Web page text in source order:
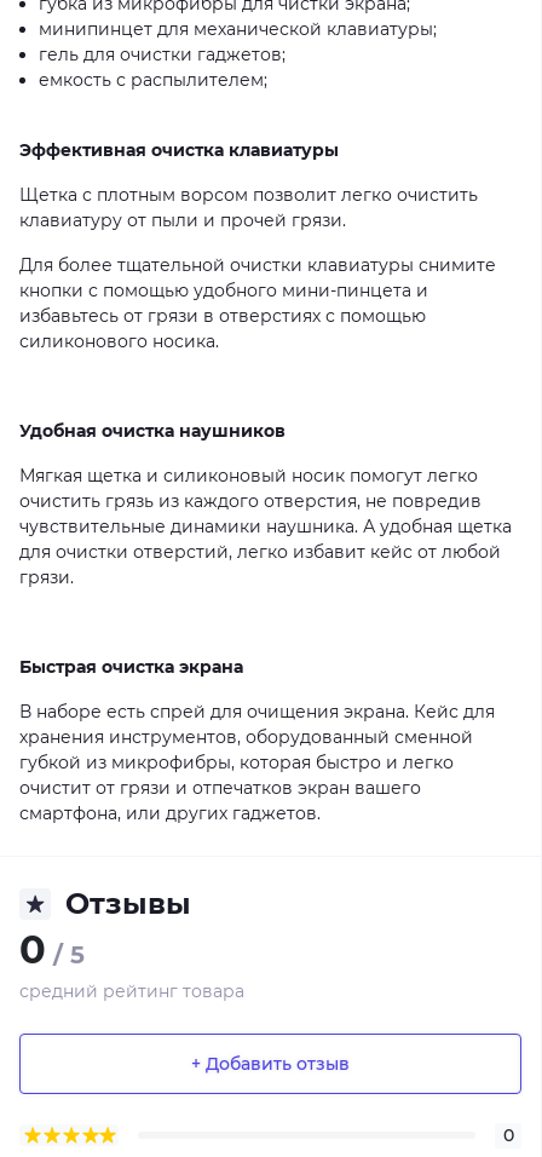
минипинцет для механической клавиатуры;
гель для очистки гаджетов;
емкость с распылителем;
Эффективная очистка клавиатуры
Щетка с плотным ворсом позволит легко очистить
клавиатуру от пыли и прочей грязи.
Для более тщательной очистки клавиатуры снимите
кнопки с помощью удобного мини-пинцета и
избавьтесь от грязи в отверстиях с помощью
силиконового носика.
Удобная очистка наушников
Мягкая щетка и силиконовый носик помогут легко
очистить грязь из каждого отверстия, не повредив
чувствительные динамики наушника. А удобная щетка
для очистки отверстий, легко избавит кейс от любой
грязи.
Быстрая очистка экрана
В наборе есть спрей для очищения экрана. Кейс для
хранения инструментов, оборудованный сменной
губкой из микрофибры, которая быстро и легко
очистит от грязи и отпечатков экран вашего
смартфона, или других гаджетов.
Отзывы
0 / 5
средний рейтинг товара
+ Добавить отзыв
0